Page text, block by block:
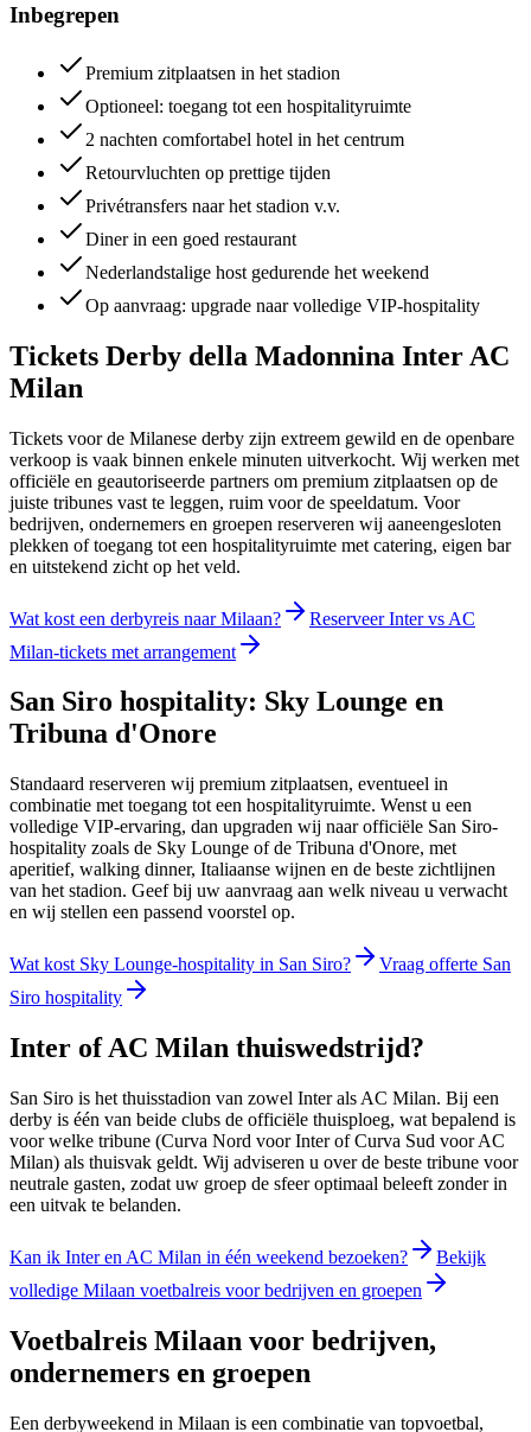
Inbegrepen
Premium zitplaatsen in het stadion
Optioneel: toegang tot een hospitalityruimte
2 nachten comfortabel hotel in het centrum
Retourvluchten op prettige tijden
Privétransfers naar het stadion v.v.
Diner in een goed restaurant
Nederlandstalige host gedurende het weekend
Op aanvraag: upgrade naar volledige VIP-hospitality
Tickets Derby della Madonnina Inter AC
Milan
Tickets voor de Milanese derby zijn extreem gewild en de openbare
verkoop is vaak binnen enkele minuten uitverkocht. Wij werken met
officiële en geautoriseerde partners om premium zitplaatsen op de
juiste tribunes vast te leggen, ruim voor de speeldatum. Voor
bedrijven, ondernemers en groepen reserveren wij aaneengesloten
plekken of toegang tot een hospitalityruimte met catering, eigen bar
en uitstekend zicht op het veld.
Wat kost een derbyreis naar Milaan?
Reserveer Inter vs AC
Milan-tickets met arrangement
San Siro hospitality: Sky Lounge en
Tribuna d'Onore
Standaard reserveren wij premium zitplaatsen, eventueel in
combinatie met toegang tot een hospitalityruimte. Wenst u een
volledige VIP-ervaring, dan upgraden wij naar officiële San Siro-
hospitality zoals de Sky Lounge of de Tribuna d'Onore, met
aperitief, walking dinner, Italiaanse wijnen en de beste zichtlijnen
van het stadion. Geef bij uw aanvraag aan welk niveau u verwacht
en wij stellen een passend voorstel op.
Wat kost Sky Lounge-hospitality in San Siro?
Vraag offerte San
Siro hospitality
Inter of AC Milan thuiswedstrijd?
San Siro is het thuisstadion van zowel Inter als AC Milan. Bij een
derby is één van beide clubs de officiële thuisploeg, wat bepalend is
voor welke tribune (Curva Nord voor Inter of Curva Sud voor AC
Milan) als thuisvak geldt. Wij adviseren u over de beste tribune voor
neutrale gasten, zodat uw groep de sfeer optimaal beleeft zonder in
een uitvak te belanden.
Kan ik Inter en AC Milan in één weekend bezoeken?
Bekijk
volledige Milaan voetbalreis voor bedrijven en groepen
Voetbalreis Milaan voor bedrijven,
ondernemers en groepen
Een derbyweekend in Milaan is een combinatie van topvoetbal,